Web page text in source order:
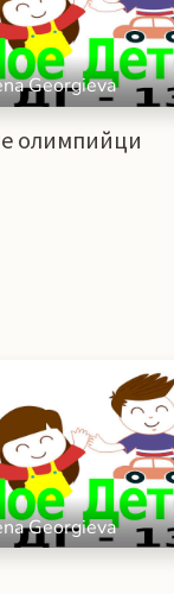
Georgieva
олимпийци
Georgieva